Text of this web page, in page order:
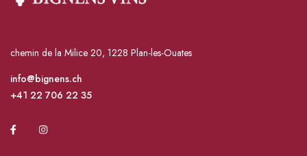
chemin de la Milice 20, 1228 Plan-les-Ouates
info@bignens.ch
+41 22 706 22 35